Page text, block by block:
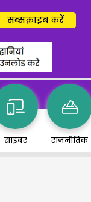
सब्सक्राइब करें
साइबर राजनीतिक